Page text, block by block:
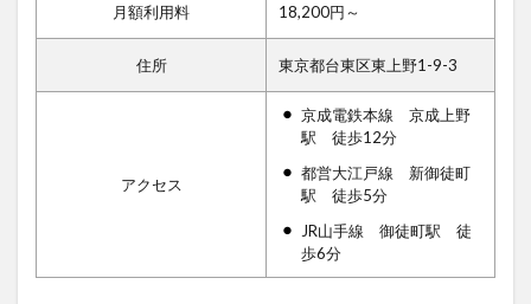
月額利用料 18,200円～
住所 東京都台東区東上野1-9-3
アクセス
京成電鉄本線 京成上野
駅 徒歩12分
都営大江戸線 新御徒町
駅 徒歩5分
JR山手線 御徒町駅 徒
歩6分